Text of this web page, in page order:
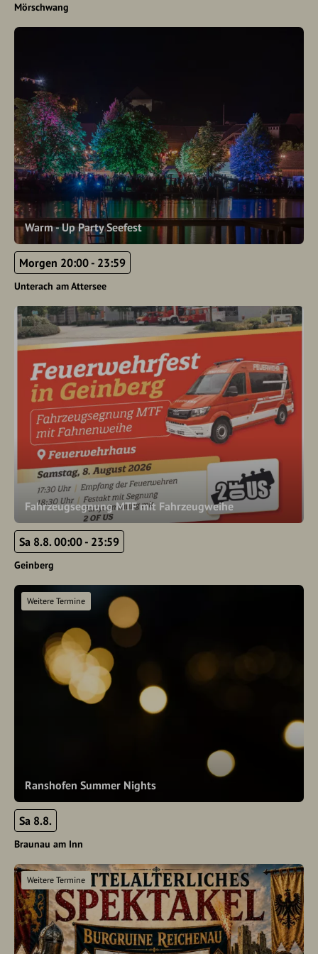
Mörschwang
Warm - Up Party Seefest
Morgen 20:00 - 23:59
Unterach am Attersee
Fahrzeugsegnung MTF mit Fahrzeugweihe
Sa 8.8. 00:00 - 23:59
Geinberg
Ranshofen Summer Nights
Weitere Termine
Sa 8.8.
Braunau am Inn
Weitere Termine